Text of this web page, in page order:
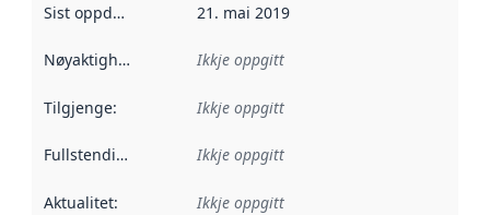
Sist oppdatert 21. mai 2019
Nøyaktigheit Ikkje oppgitt
Tilgjenge: Ikkje oppgitt
Fullstendigheit Ikkje oppgitt
Aktualitet: Ikkje oppgitt